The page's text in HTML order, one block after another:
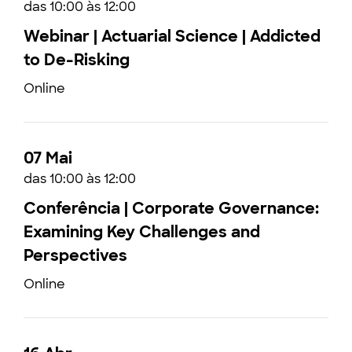
das 10:00 às 12:00
Webinar | Actuarial Science | Addicted
to De-Risking
Online
07 Mai
das 10:00 às 12:00
Conferência | Corporate Governance:
Examining Key Challenges and
Perspectives
Online